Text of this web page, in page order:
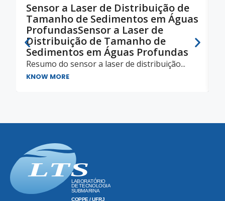
Sensor a Laser de Distribuição de
Tamanho de Sedimentos em Águas
ProfundasSensor a Laser de
Distribuição de Tamanho de
Sedimentos em Águas Profundas
Resumo do sensor a laser de distribuição...
KNOW MORE